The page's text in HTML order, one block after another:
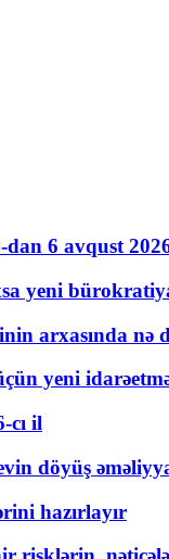
6 avqust
yeni
arxasında nə
yeni
cı il
döyüş
hazırlayır